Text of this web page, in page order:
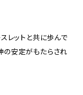
レットと共に歩んで
の安定がもたらされ